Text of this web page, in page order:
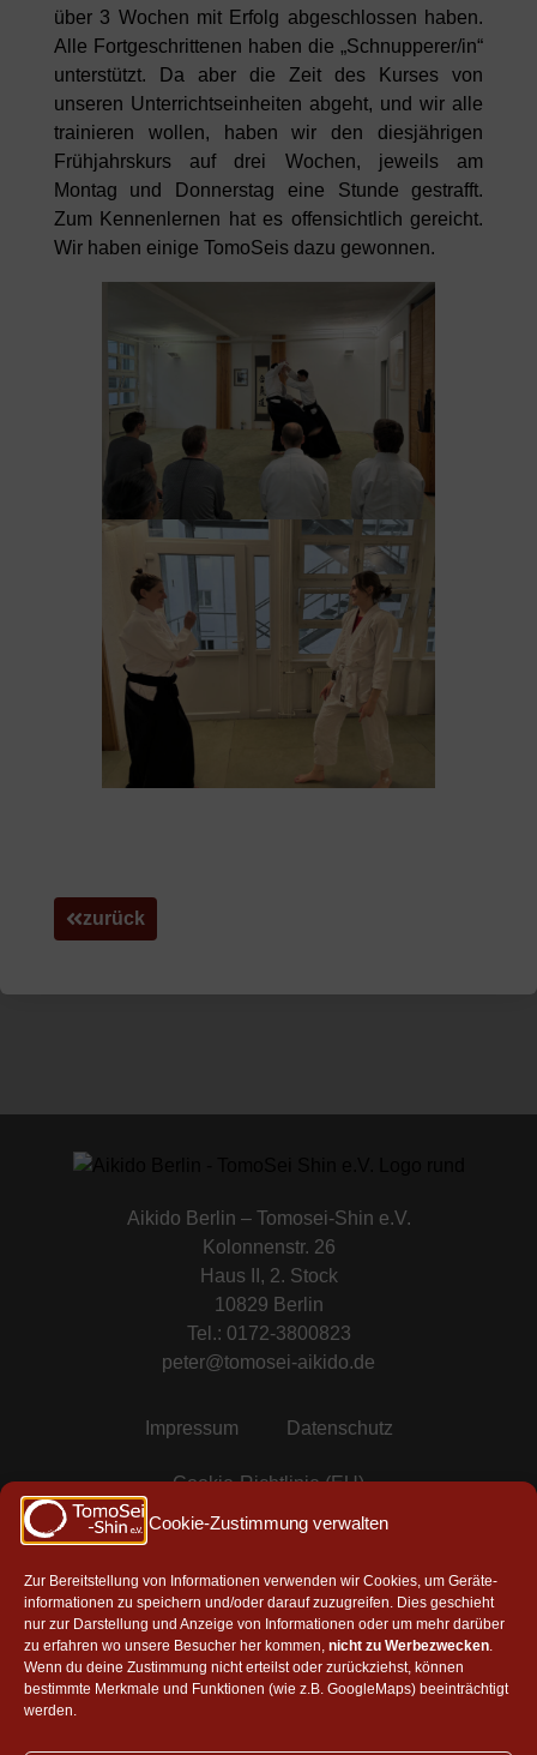
Cookie-Zustimmung verwalten
Zur Bereitstellung von Informationen verwenden wir Cookies, um Geräte-
informationen zu speichern und/oder darauf zuzugreifen. Dies geschieht
nur zur Darstellung und Anzeige von Informationen oder um mehr darüber
zu erfahren wo unsere Besucher her kommen, nicht zu Werbezwecken.
Wenn du deine Zustimmung nicht erteilst oder zurückziehst, können
bestimmte Merkmale und Funktionen (wie z.B. GoogleMaps) beeinträchtigt
werden.
über 3 Wochen mit Erfolg abgeschlossen haben.
Alle Fortgeschrittenen haben die „Schnupperer/in“
unterstützt. Da aber die Zeit des Kurses von
unseren Unterrichtseinheiten abgeht, und wir alle
trainieren wollen, haben wir den diesjährigen
Frühjahrskurs auf drei Wochen, jeweils am
Montag und Donnerstag eine Stunde gestrafft.
Zum Kennenlernen hat es offensichtlich gereicht.
Wir haben einige TomoSeis dazu gewonnen.
zurück
Aikido Berlin – Tomosei-Shin e.V.
Kolonnenstr. 26
Haus II, 2. Stock
10829 Berlin
Tel.: 0172-3800823
peter@tomosei-aikido.de
Impressum Datenschutz
Cookie-Richtlinie (EU)
Mitgliedschaften & Partner
Mitglied in der AAG e.V.